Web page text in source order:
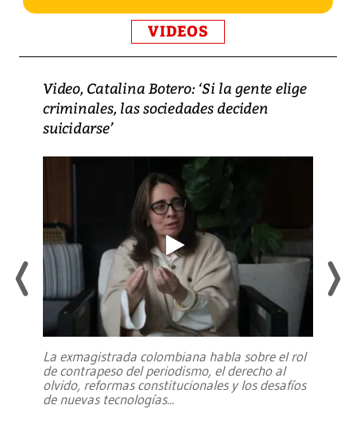
VIDEOS
Video, Catalina Botero: ‘Si la gente elige
criminales, las sociedades deciden
suicidarse’
La exmagistrada colombiana habla sobre el rol
de contrapeso del periodismo, el derecho al
olvido, reformas constitucionales y los desafíos
de nuevas tecnologías...